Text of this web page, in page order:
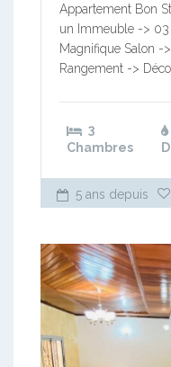
Appartement Bon
un Immeuble ->
Magnifique Salon -
Rangement ->
3
Chambres
5 ans depuis